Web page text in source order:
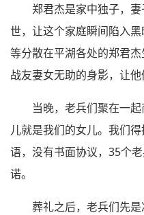
郑君杰是家中独子，
世，让这个家庭瞬间陷入
等分散在平湖各处的郑君杰
战友妻女无助的身影，让他
当晚，老兵们聚在一
儿就是我们的女儿。我们
语，没有书面协议，35个
诺。
葬礼之后，老兵们先